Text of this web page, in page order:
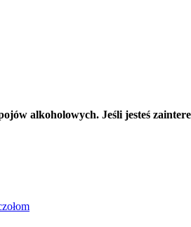
alkoholowych. Jeśli jesteś